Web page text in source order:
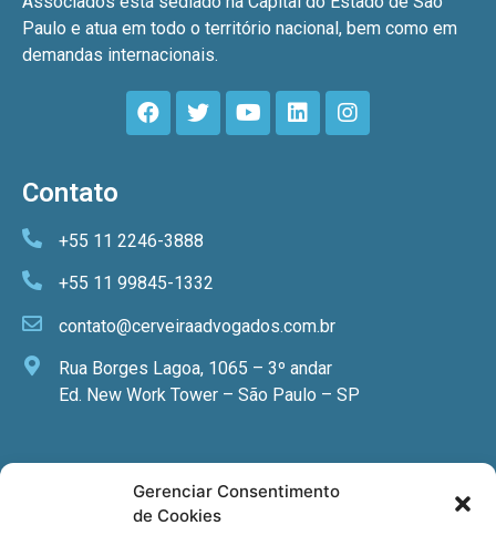
Gerenciar Consentimento
de Cookies
Paulo e atua em todo o território nacional, bem como em
demandas internacionais.
Contato
+55 11 2246-3888
+55 11 99845-1332
contato@cerveiraadvogados.com.br
Rua Borges Lagoa, 1065 – 3º andar
Ed. New Work Tower – São Paulo – SP
Newsletter